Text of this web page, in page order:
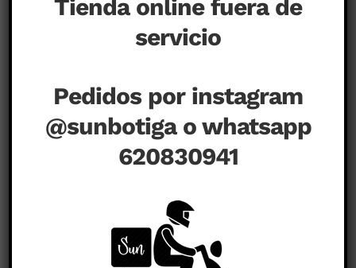
Comentarios desactivados
Tienda online fuera de
servicio
Pedidos por instagram
@sunbotiga o whatsapp
620830941